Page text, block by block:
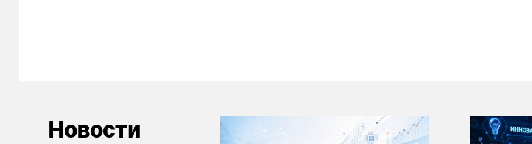
Новости